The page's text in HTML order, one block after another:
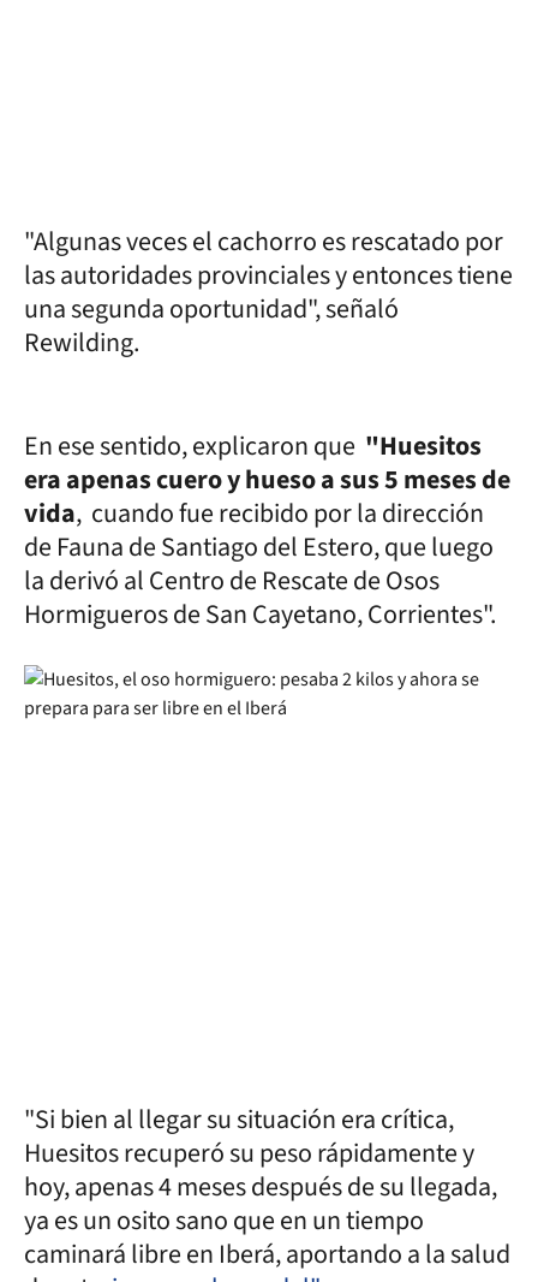
"Algunas veces el cachorro es rescatado por
las autoridades provinciales y entonces tiene
una segunda oportunidad", señaló
Rewilding.
En ese sentido, explicaron que "Huesitos
era apenas cuero y hueso a sus 5 meses de
vida, cuando fue recibido por la dirección
de Fauna de Santiago del Estero, que luego
la derivó al Centro de Rescate de Osos
Hormigueros de San Cayetano, Corrientes".
"Si bien al llegar su situación era crítica,
Huesitos recuperó su peso rápidamente y
hoy, apenas 4 meses después de su llegada,
ya es un osito sano que en un tiempo
caminará libre en Iberá, aportando a la salud